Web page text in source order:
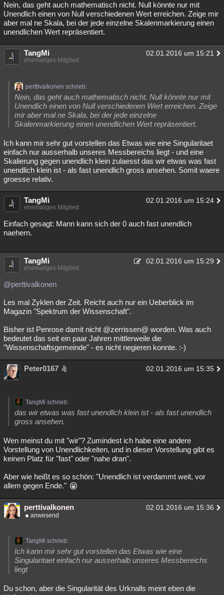
Nein, das geht auch mathematisch nicht. Null könnte nur mit
Unendlich einen von Null verschiedenen Wert erreichen. Zeige mir
aber mal ne Skala, bei der jede einzelne Skalenmarkierung einen
unendlichen Wert repräsentiert.
TangMi 02.01.2016 um 15:21
ehemaliges Mitglied
perttivalkonen schrieb:
Nein, das geht auch mathematisch nicht. Null könnte nur mit
Unendlich einen von Null verschiedenen Wert erreichen. Zeige
mir aber mal ne Skala, bei der jede einzelne
Skalenmarkierung einen unendlichen Wert repräsentiert.
Ich kann mir sehr gut vorstellen das Etwas wie eine Singularitaet
einfach nur ausserhalb unseres Messbereichs liegt - und eine
Skalierung gegen unendlich klein zulaesst das wir etwas was fast
unendlich klein ist - als fast unendlich gross ansehen. Somit waere
groesse relativ.
TangMi 02.01.2016 um 15:24
ehemaliges Mitglied
Einfach gesagt: Mann kann sich der 0 auch fast unendlich
naehern.
TangMi 02.01.2016 um 15:29
ehemaliges Mitglied
@perttivalkonen
Les mal Zyklen der Zeit. Reicht auch nur ein Ueberblick im
Magazin "Spektrum der Wissenschaft".
Bisher ist Penrose damit nicht @zerrissen@ worden. Was auch
bedeutet das seit ein paar Jahren mittlerweile die
"Wissenschaftsgemeinde" - es nicht negieren konnte. :-)
Peter0167 02.01.2016 um 15:35
TangMi schrieb:
das wir etwas was fast unendlich klein ist - als fast unendlich
gross ansehen.
Wen meinst du mit "wir"? Zumindest ich habe eine andere
Vorstellung von Unendlichkeiten, und in dieser Vorstellung gibt es
keinen Platz für "fast" oder "nahe dran".
Aber wie heißt es so schön: "Unendlich ist verdammt weit, vor
allem gegen Ende."
perttivalkonen 02.01.2016 um 15:36
anwesend
TangMi schrieb:
Ich kann mir sehr gut vorstellen das Etwas wie eine
Singularitaet einfach nur ausserhalb unseres Messbereichs
liegt
Du schon, aber die Singularität des Urknalls meint eben die